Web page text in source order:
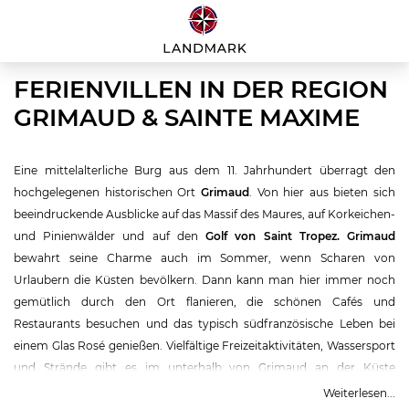
FERIENVILLEN IN DER REGION
GRIMAUD & SAINTE MAXIME
Eine mittelalterliche Burg aus dem 11. Jahrhundert überragt den
hochgelegenen historischen Ort Grimaud. Von hier aus bieten sich
beeindruckende Ausblicke auf das Massif des Maures, auf Korkeichen-
und Pinienwälder und auf denGolf von Saint Tropez.Grimaud
bewahrt seine Charme auch im Sommer, wenn Scharen von
Urlaubern die Küsten bevölkern. Dann kann man hier immer noch
gemütlich durch den Ort flanieren, die schönen Cafés und
Restaurants besuchen und das typisch südfranzösische Leben bei
einem Glas Rosé genießen. Vielfältige Freizeitaktivitäten, Wassersport
und Strände gibt es im unterhalb von Grimaud an der Küste
, das vor allem wegen der vielenluxuriösen
Weiterlesen...